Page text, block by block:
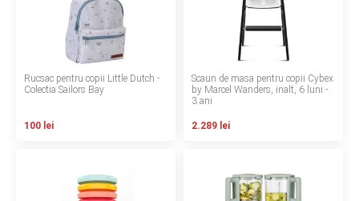
Instalare scaune/scoici auto
ANPC SAL
Rucsac pentru copii Little Dutch -
Colectia Sailors Bay
100 lei
Scaun de masa pentru copii Cybex
by Marcel Wanders, inalt, 6 luni -
3 ani
2.289 lei